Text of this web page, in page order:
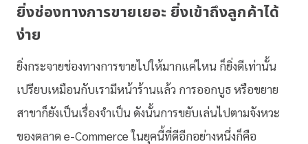
ยิ่งช่องทางการขายเยอะ ยิ่งเข้าถึงลูกค้าได้
ง่าย
ยิ่งกระจายช่องทางการขายไปให้มากแค่ไหน ก็ยิ่งดีเท่านั้น
เปรียบเหมือนกับเรามีหน้าร้านแล้ว การออกบูธ หรือขยาย
สาขาก็ยังเป็นเรื่องจำเป็น ดังนั้นการขยับเล่นไปตามจังหวะ
ของตลาด e-Commerce ในยุคนี้ที่ดีอีกอย่างหนึ่งก็คือ